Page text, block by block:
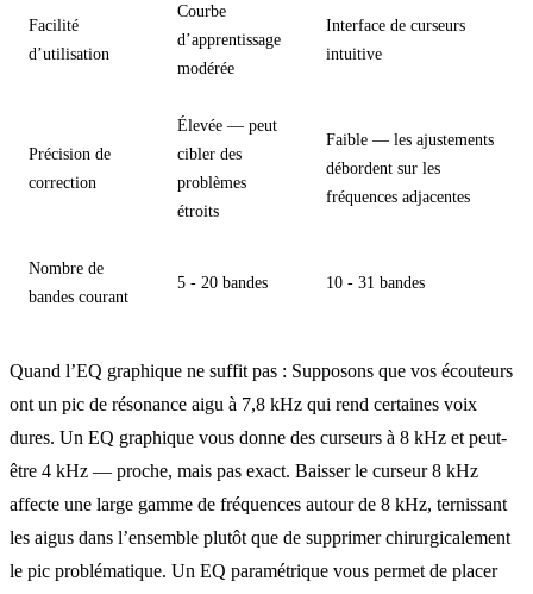
Facilité
d’utilisation
Courbe
d’apprentissage
modérée
Interface de curseurs
intuitive
Précision de
correction
Élevée — peut
cibler des
problèmes
étroits
Faible — les ajustements
débordent sur les
fréquences adjacentes
Nombre de
bandes courant
5 - 20 bandes 10 - 31 bandes
Quand l’EQ graphique ne suffit pas : Supposons que vos écouteurs
ont un pic de résonance aigu à 7,8 kHz qui rend certaines voix
dures. Un EQ graphique vous donne des curseurs à 8 kHz et peut-
être 4 kHz — proche, mais pas exact. Baisser le curseur 8 kHz
affecte une large gamme de fréquences autour de 8 kHz, ternissant
les aigus dans l’ensemble plutôt que de supprimer chirurgicalement
le pic problématique. Un EQ paramétrique vous permet de placer